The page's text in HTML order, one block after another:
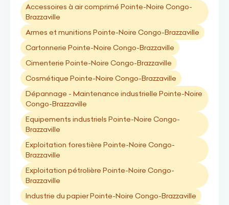
Accessoires à air comprimé Pointe-Noire Congo-
Brazzaville
Armes et munitions Pointe-Noire Congo-Brazzaville
Cartonnerie Pointe-Noire Congo-Brazzaville
Cimenterie Pointe-Noire Congo-Brazzaville
Cosmétique Pointe-Noire Congo-Brazzaville
Dépannage - Maintenance industrielle Pointe-Noire
Congo-Brazzaville
Equipements industriels Pointe-Noire Congo-
Brazzaville
Exploitation forestière Pointe-Noire Congo-
Brazzaville
Exploitation pétrolière Pointe-Noire Congo-
Brazzaville
Industrie du papier Pointe-Noire Congo-Brazzaville